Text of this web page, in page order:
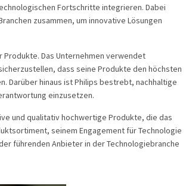
Fortschritte integrieren. Dabei
zusammen, um innovative Lösungen
Das Unternehmen verwendet
dass seine Produkte den höchsten
Darüber hinaus ist Philips bestrebt, nachhaltige
einzusetzen.
und qualitativ hochwertige Produkte, die das
seinem Engagement für Technologie
führenden Anbieter in der Technologiebranche